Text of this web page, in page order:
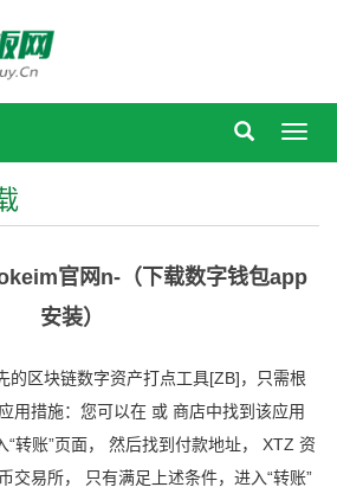
官网n-（下载数字钱包app
安装）
的区块链数字资产打点工具[ZB]，只需根
用措施：您可以在 或 商店中找到该应用
转账”页面， 然后找到付款地址， XTZ 资
交易所， 只有满足上述条件，进入“转账”